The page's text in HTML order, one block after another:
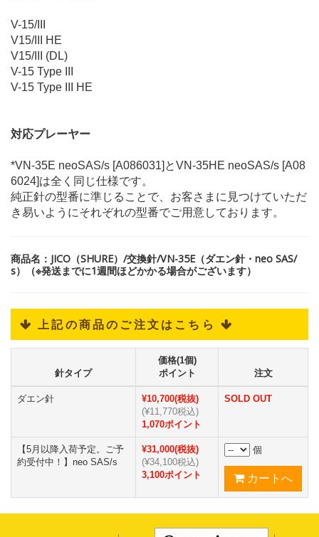
V-15/III
V15/III HE
V15/III (DL)
V-15 Type III
V-15 Type III HE
対応プレーヤー
*VN-35E neoSAS/s [A086031]とVN-35HE neoSAS/s [A08
6024]は全く同じ仕様です。
純正針の型番に準じることで、お客さまに見つけていただ
き易いようにそれぞれの型番でご用意しております。
商品名：JICO（SHURE）/交換針/VN-35E（ダエン針・neo SAS/
s）（※発送までに1週間ほどかかる場合がございます）
 上記の商品のご注文はこちら 
針タイプ
価格(1個)
ポイント
注文
ダエン針
¥10,700(税抜)
(¥11,770税込)
1,070ポイント
SOLD OUT
【5月以降入荷予定。ご予
約受付中！】neo SAS/s
¥31,000(税抜)
(¥34,100税込)
3,100ポイント
個